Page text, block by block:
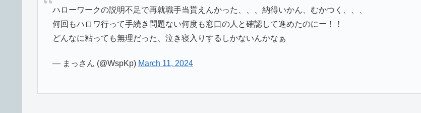
ハローワークの説明不足で再就職手当貰えんかった、、、納得いかん、むかつく、、、
何回もハロワ行って手続き問題ない何度も窓口の人と確認して進めたのにー！！
どんなに粘っても無理だった、泣き寝入りするしかないんかなぁ
— まっさん (@WspKp) March 11, 2024